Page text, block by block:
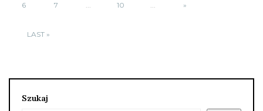
6 7 ... 10 ... »
LAST »
Szukaj